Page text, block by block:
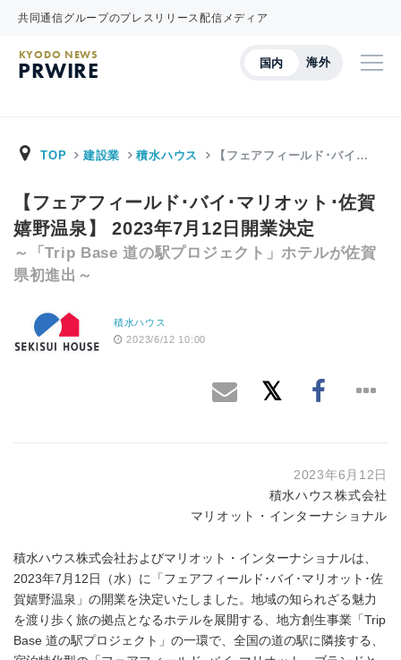
共同通信グループのプレスリリース配信メディア
国内 海外
KYODO NEWS
PRWIRE
TOP 建設業 積水ハウス 【フェアフィールド･バイ…
【フェアフィールド･バイ･マリオット･佐賀
嬉野温泉】 2023年7月12日開業決定
～「Trip Base 道の駅プロジェクト」ホテルが佐賀
県初進出～
積水ハウス
2023/6/12 10:00
2023年6月12日
積水ハウス株式会社
マリオット・インターナショナル
積水ハウス株式会社およびマリオット・インターナショナルは、
2023年7月12日（水）に「フェアフィールド･バイ･マリオット･佐
賀嬉野温泉」の開業を決定いたしました。地域の知られざる魅力
を渡り歩く旅の拠点となるホテルを展開する、地方創生事業「Trip
Base 道の駅プロジェクト」の一環で、全国の道の駅に隣接する、